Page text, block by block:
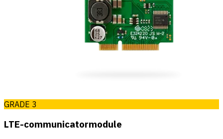
GRADE 3
LTE-communicatormodule